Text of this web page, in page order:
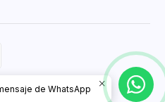
reservados.
de WhatsApp